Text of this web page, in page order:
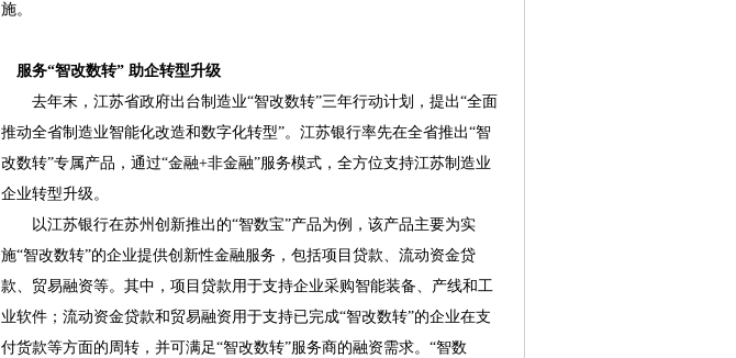
施。
服务“智改数转” 助企转型升级
去年末，江苏省政府出台制造业“智改数转”三年行动计划，提出“全面
推动全省制造业智能化改造和数字化转型”。江苏银行率先在全省推出“智
改数转”专属产品，通过“金融+非金融”服务模式，全方位支持江苏制造业
企业转型升级。
以江苏银行在苏州创新推出的“智数宝”产品为例，该产品主要为实
施“智改数转”的企业提供创新性金融服务，包括项目贷款、流动资金贷
款、贸易融资等。其中，项目贷款用于支持企业采购智能装备、产线和工
业软件；流动资金贷款和贸易融资用于支持已完成“智改数转”的企业在支
付货款等方面的周转，并可满足“智改数转”服务商的融资需求。“智数